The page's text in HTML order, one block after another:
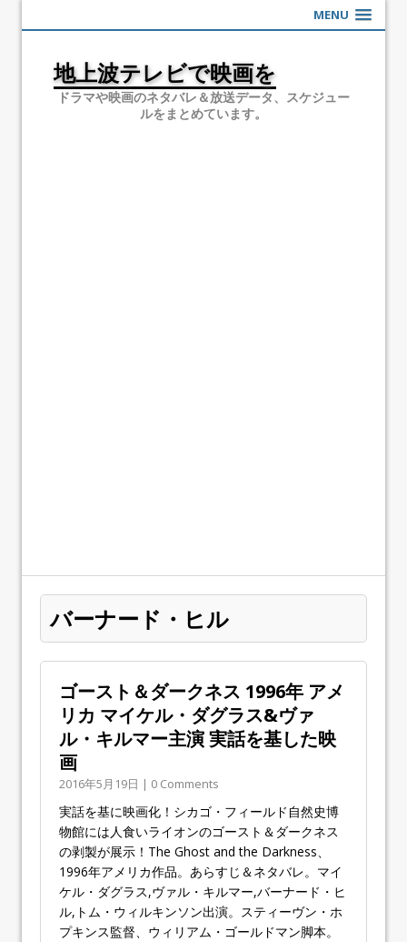
MENU
地上波テレビで映画を
ドラマや映画のネタバレ＆放送データ、スケジュー
ルをまとめています。
バーナード・ヒル
ゴースト＆ダークネス 1996年 アメ
リカ マイケル・ダグラス&ヴァ
ル・キルマー主演 実話を基した映
画
2016年5月19日 | 0 Comments
実話を基に映画化！シカゴ・フィールド自然史博
物館には人食いライオンのゴースト＆ダークネス
の剥製が展示！The Ghost and the Darkness、
1996年アメリカ作品。あらすじ＆ネタバレ。マイ
ケル・ダグラス,ヴァル・キルマー,バーナード・ヒ
ル,トム・ウィルキンソン出演。スティーヴン・ホ
プキンス監督、ウィリアム・ゴールドマン脚本。